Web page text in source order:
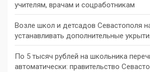
учителям, врачам и соцработникам
Возле школ и детсадов Севастополя
устанавливать дополнительные
По 5 тысяч рублей на школьника
автоматически: правительство